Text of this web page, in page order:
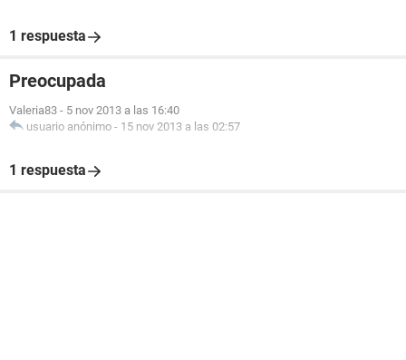
1 respuesta
Preocupada
Valeria83 - 5 nov 2013 a las 16:40
usuario anónimo - 15 nov 2013 a las 02:57
1 respuesta